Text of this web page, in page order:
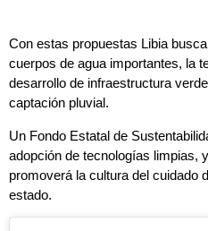
Con estas propuestas Libia
cuerpos de agua importantes, la
desarrollo de infraestructura
captación pluvial.
Un Fondo Estatal de
adopción de tecnologías limpias,
promoverá la cultura del cuidado
estado.